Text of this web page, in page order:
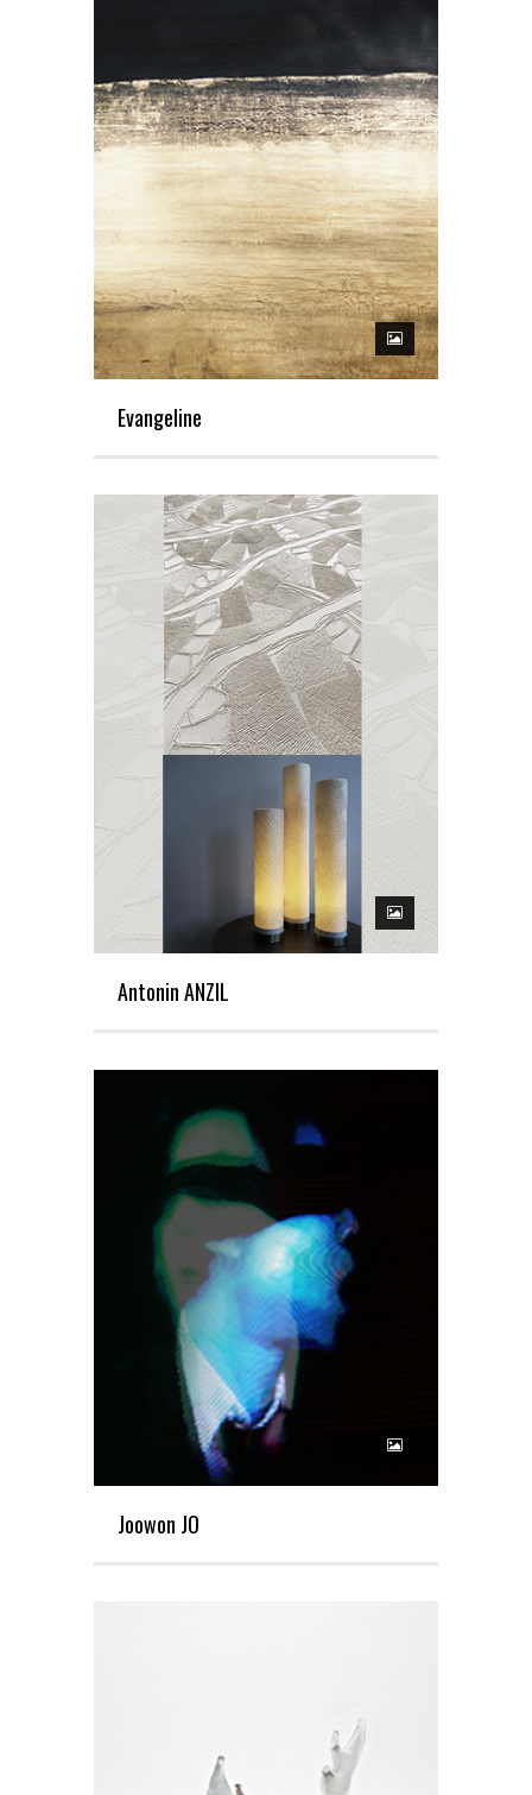
Evangeline
Antonin ANZIL
Joowon JO